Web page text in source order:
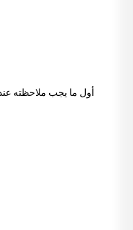
أول ما يجب ملاحظته